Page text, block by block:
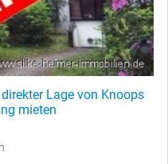
Lage von Knoops
mieten